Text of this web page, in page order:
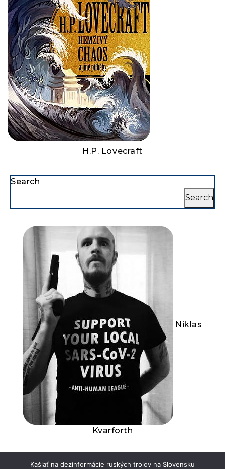
H.P. Lovecraft
Search
Search
Niklas
Kvarforth
Kašlať na dezinformácie ruských trolov na Slovensku